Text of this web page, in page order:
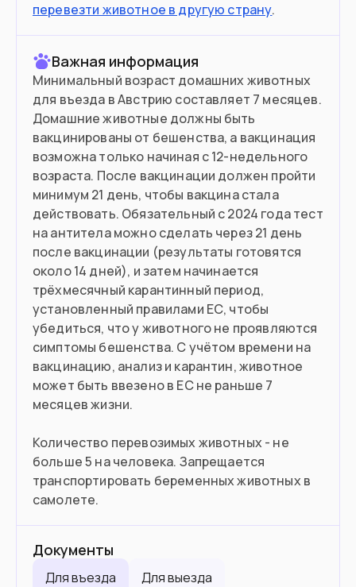
перевезти животное в другую страну.
Важная информация
Минимальный возраст домашних животных
для въезда в Австрию составляет 7 месяцев.
Домашние животные должны быть
вакцинированы от бешенства, а вакцинация
возможна только начиная с 12-недельного
возраста. После вакцинации должен пройти
минимум 21 день, чтобы вакцина стала
действовать. Обязательный с 2024 года тест
на антитела можно сделать через 21 день
после вакцинации (результаты готовятся
около 14 дней), и затем начинается
трёхмесячный карантинный период,
установленный правилами ЕС, чтобы
убедиться, что у животного не проявляются
симптомы бешенства. С учётом времени на
вакцинацию, анализ и карантин, животное
может быть ввезено в ЕС не раньше 7
месяцев жизни.
Количество перевозимых животных - не
больше 5 на человека. Запрещается
транспортировать беременных животных в
самолете.
Документы
Для въезда Для выезда